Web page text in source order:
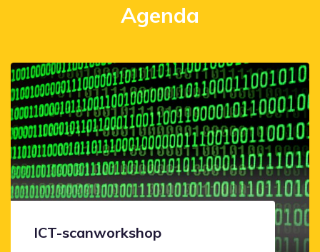
Agenda
ICT-scanworkshop